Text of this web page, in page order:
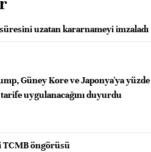
uzatan kararnameyi imzaladı
Güney Kore ve Japonya'ya yüzde
uygulanacağını duyurdu
TCMB öngörüsü